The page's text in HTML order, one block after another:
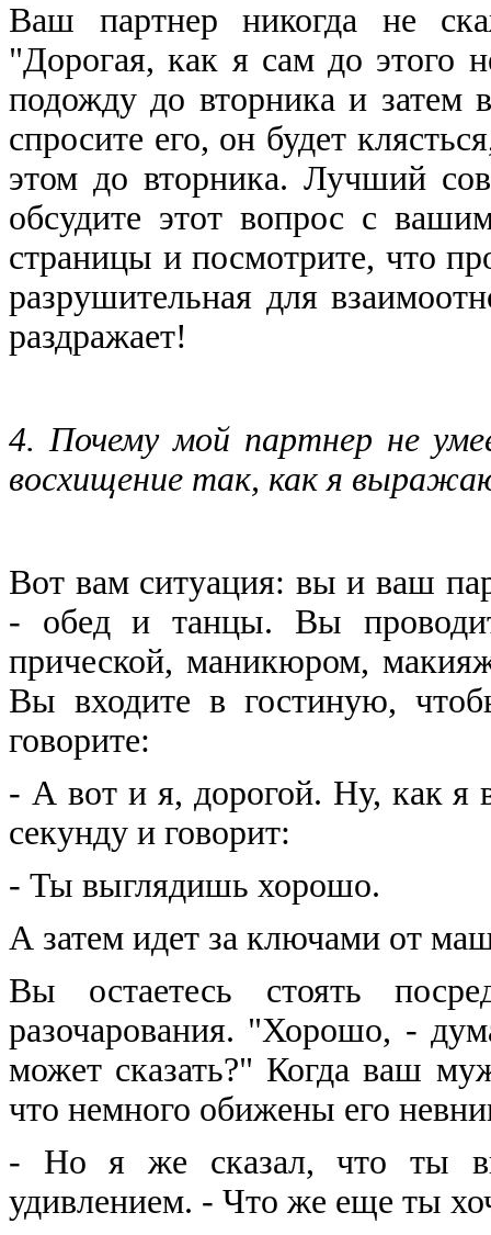
Ваш партнер никогда не
"Дорогая, как я сам до
подожду до вторника и
спросите его, он будет
этом до вторника. Лучший
обсудите этот вопрос с
страницы и посмотрите, что
разрушительная для
раздражает!
4. Почему мой партнер не
восхищение так, как я
Вот вам ситуация: вы и ваш
- обед и танцы. Вы
прической, маникюром,
Вы входите в гостиную,
говорите:
- А вот и я, дорогой. Ну, как я
секунду и говорит:
- Ты выглядишь хорошо.
А затем идет за ключами от
Вы остаетесь стоять
разочарования. "Хорошо, -
может сказать?" Когда ваш
что немного обижены его
- Но я же сказал, что ты
удивлением. - Что же еще ты